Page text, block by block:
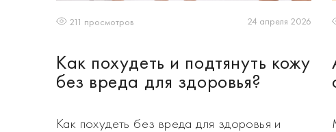
211 просмотров 24 апреля 2026
Как похудеть и подтянуть кожу
без вреда для здоровья?
Как похудеть без вреда для здоровья и